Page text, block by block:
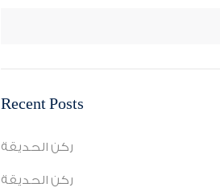
Recent Posts
ركن الحديقة
ركن الحديقة